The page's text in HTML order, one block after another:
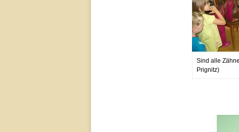
Sind alle
Prignitz)